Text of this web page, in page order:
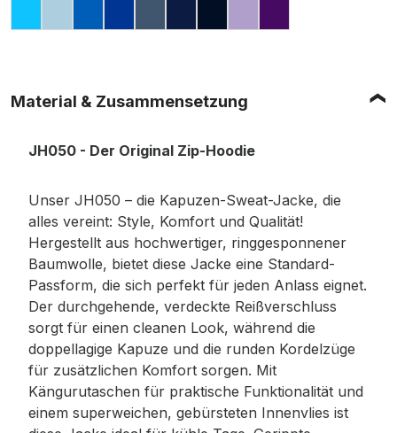
Material & Zusammensetzung
JH050 - Der Original Zip-Hoodie
Unser JH050 – die Kapuzen-Sweat-Jacke, die
alles vereint: Style, Komfort und Qualität!
Hergestellt aus hochwertiger, ringgesponnener
Baumwolle, bietet diese Jacke eine Standard-
Passform, die sich perfekt für jeden Anlass eignet.
Der durchgehende, verdeckte Reißverschluss
sorgt für einen cleanen Look, während die
doppellagige Kapuze und die runden Kordelzüge
für zusätzlichen Komfort sorgen. Mit
Kängurutaschen für praktische Funktionalität und
einem superweichen, gebürsteten Innenvlies ist